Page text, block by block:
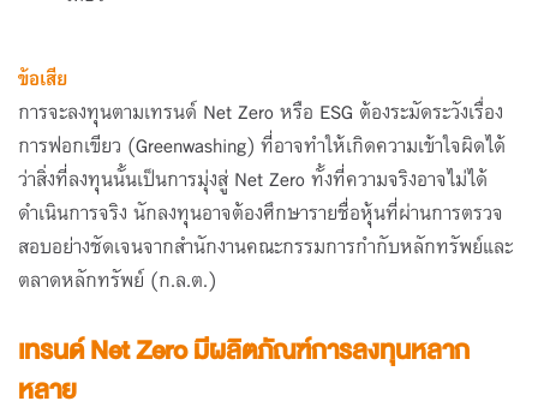
ข้อเสีย
การจะลงทุนตามเทรนด์ Net Zero หรือ ESG ต้องระมัดระวังเรื่อง
การฟอกเขียว (Greenwashing) ที่อาจทำให้เกิดความเข้าใจผิดได้
ว่าสิ่งที่ลงทุนนั้นเป็นการมุ่งสู่ Net Zero ทั้งที่ความจริงอาจไม่ได้
ดำเนินการจริง นักลงทุนอาจต้องศึกษารายชื่อหุ้นที่ผ่านการตรวจ
สอบอย่างชัดเจนจากสำนักงานคณะกรรมการกำกับหลักทรัพย์และ
ตลาดหลักทรัพย์ (ก.ล.ต.)
เทรนด์ Net Zero มีผลิตภัณฑ์การลงทุนหลาก
หลาย